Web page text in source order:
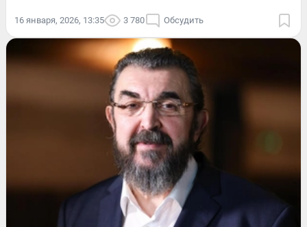
16 января, 2026, 13:35 3 780 Обсудить